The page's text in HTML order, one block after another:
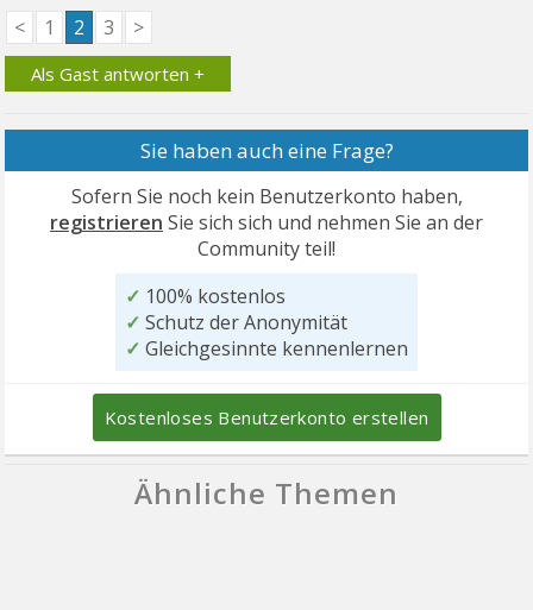
< 1 2 3 >
Als Gast antworten +
Sie haben auch eine Frage?
Sofern Sie noch kein Benutzerkonto haben,
registrieren Sie sich sich und nehmen Sie an der
Community teil!
✓ 100% kostenlos
✓ Schutz der Anonymität
✓ Gleichgesinnte kennenlernen
Kostenloses Benutzerkonto erstellen
Ähnliche Themen